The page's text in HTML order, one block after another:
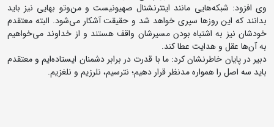
وی افزود: شبکه‌هایی مانند اینترنشنال صهیونیست و من‌وتو بهایی نیز باید
بدانند که این روزها سپری خواهد شد و حقیقت آشکار می‌شود. البته معتقدم
خودشان نیز به اشتباه بودن مسیرشان واقف هستند و از خداوند می‌خواهیم
به آن‌ها عقل و هدایت عطا کند.
دبیر در پایان خاطرنشان کرد: ما با قدرت در برابر دشمنان ایستاده‌ایم و معتقدم
باید سه اصل را همواره مدنظر قرار دهیم؛ نترسیم، نلرزیم و نلغزیم.